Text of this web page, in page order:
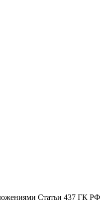
Статьи 437 ГК РФ